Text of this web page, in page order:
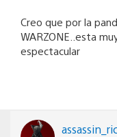
Creo que por la
WARZONE..esta
espectacular